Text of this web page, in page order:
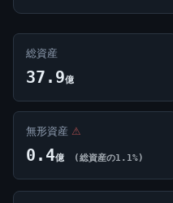
総資産
37.9億
無形資産 ⚠
0.4億 (総資産の1.1%)